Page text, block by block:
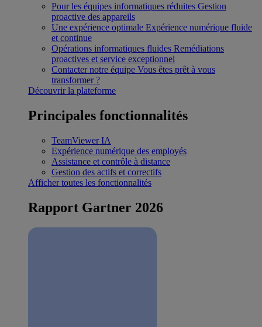
Pour les équipes informatiques réduites Gestion
proactive des appareils
Une expérience optimale Expérience numérique fluide
et continue
Opérations informatiques fluides Remédiations
proactives et service exceptionnel
Contacter notre équipe Vous êtes prêt à vous
transformer ?
Découvrir la plateforme
Principales fonctionnalités
TeamViewer IA
Expérience numérique des employés
Assistance et contrôle à distance
Gestion des actifs et correctifs
Afficher toutes les fonctionnalités
Rapport Gartner 2026